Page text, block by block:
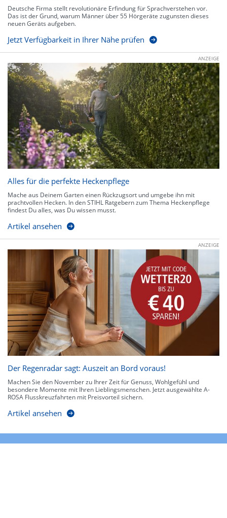
Deutsche Firma stellt revolutionäre Erfindung für Sprachverstehen vor.
Das ist der Grund, warum Männer über 55 Hörgeräte zugunsten dieses
neuen Geräts aufgeben.
Jetzt Verfügbarkeit in Ihrer Nähe prüfen
ANZEIGE
Alles für die perfekte Heckenpflege
Mache aus Deinem Garten einen Rückzugsort und umgebe ihn mit
prachtvollen Hecken. In den STIHL Ratgebern zum Thema Heckenpflege
findest Du alles, was Du wissen musst.
Artikel ansehen
ANZEIGE
Der Regenradar sagt: Auszeit an Bord voraus!
Machen Sie den November zu Ihrer Zeit für Genuss, Wohlgefühl und
besondere Momente mit Ihren Lieblingsmenschen. Jetzt ausgewählte A-
ROSA Flusskreuzfahrten mit Preisvorteil sichern.
Artikel ansehen